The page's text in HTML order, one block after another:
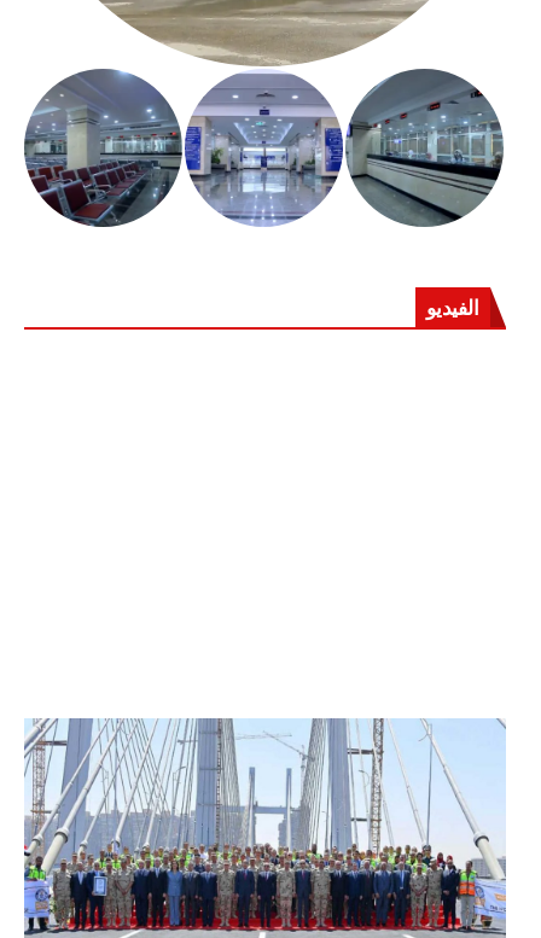
الفيديو
الرئيس عبد الفتاح السيسي يفتتح محور روض الفرج
وكوبري تحيا مصر